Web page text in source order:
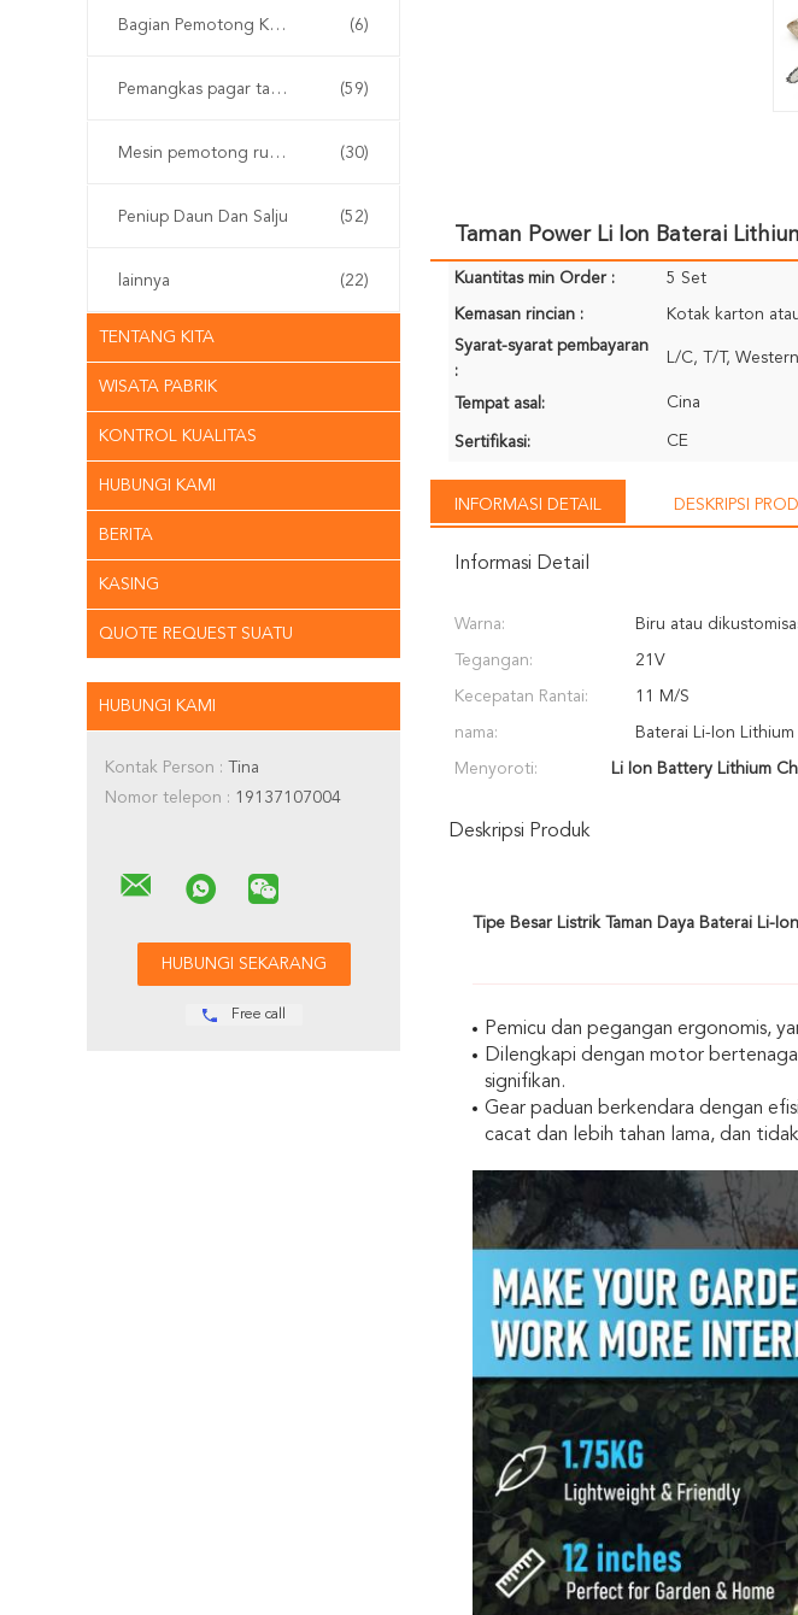
Bagian Pemotong Kuas (6)
Pemangkas pagar tanpa kabel (59)
Mesin pemotong rumput (30)
Peniup Daun Dan Salju (52)
lainnya (22)
TENTANG KITA
WISATA PABRIK
KONTROL KUALITAS
HUBUNGI KAMI
BERITA
KASING
QUOTE REQUEST SUATU
HUBUNGI KAMI
Kontak Person : Tina
Nomor telepon : 19137107004
Free call
Taman Power Li Ion Baterai
Kuantitas min Order : 5 Set
Kemasan rincian : Kotak karton
Syarat-syarat pembayaran
:
L/C, T/T,
Tempat asal: Cina
Sertifikasi: CE
INFORMASI DETAIL DESKRIPSI
Informasi Detail
Warna: Biru atau
Tegangan: 21V
Kecepatan Rantai: 11 M/S
nama: Baterai Li-Ion
Menyoroti: Li Ion Battery Lithium
Deskripsi Produk
Tipe Besar Listrik Taman Daya Baterai Li-
Pemicu dan pegangan ergonomis,
Dilengkapi dengan motor
signifikan.
Gear paduan berkendara dengan
cacat dan lebih tahan lama, dan